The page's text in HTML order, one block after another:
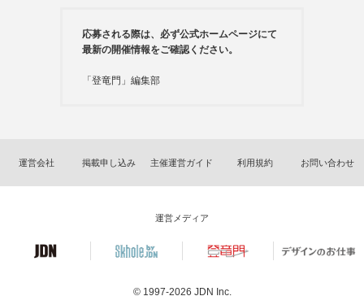
応募される際は、必ず公式ホームページにて
最新の開催情報をご確認ください。
「登竜門」編集部
運営会社 掲載申し込み 主催運営ガイド 利用規約 お問い合わせ
運営メディア
© 1997-2026 JDN Inc.